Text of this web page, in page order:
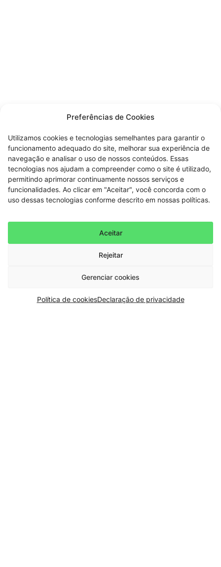
Preferências de Cookies
Utilizamos cookies e tecnologias semelhantes para garantir o
funcionamento adequado do site, melhorar sua experiência de
navegação e analisar o uso de nossos conteúdos. Essas
tecnologias nos ajudam a compreender como o site é utilizado,
permitindo aprimorar continuamente nossos serviços e
funcionalidades. Ao clicar em "Aceitar", você concorda com o
uso dessas tecnologias conforme descrito em nossas políticas.
Aceitar
Rejeitar
Gerenciar cookies
Política de cookiesDeclaração de privacidade